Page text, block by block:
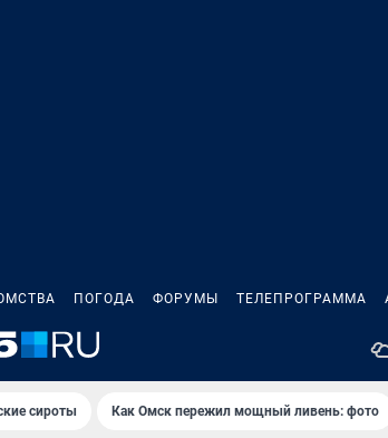
ПОГОДА ФОРУМЫ ТЕЛЕПРОГРАММА
сироты Как Омск пережил мощный ливень: фото